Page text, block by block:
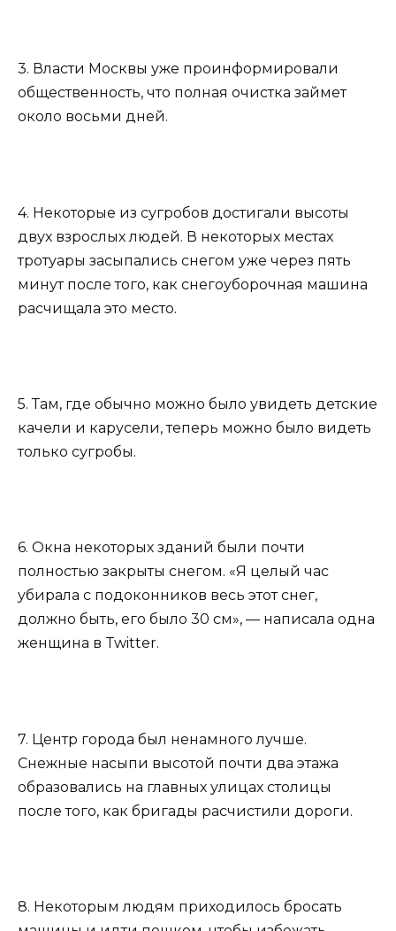
3. Власти Москвы уже проинформировали
общественность, что полная очистка займет
около восьми дней.
4. Некоторые из сугробов достигали высоты
двух взрослых людей. В некоторых местах
тротуары засыпались снегом уже через пять
минут после того, как снегоуборочная машина
расчищала это место.
5. Там, где обычно можно было увидеть детские
качели и карусели, теперь можно было видеть
только сугробы.
6. Окна некоторых зданий были почти
полностью закрыты снегом. «Я целый час
убирала с подоконников весь этот снег,
должно быть, его было 30 см», — написала одна
женщина в Twitter.
7. Центр города был ненамного лучше.
Снежные насыпи высотой почти два этажа
образовались на главных улицах столицы
после того, как бригады расчистили дороги.
8. Некоторым людям приходилось бросать